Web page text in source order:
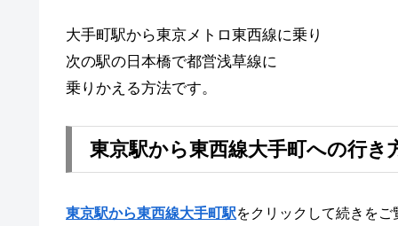
大手町駅から東京メトロ東西線に乗り
次の駅の日本橋で都営浅草線に
乗りかえる方法です。
東京駅から東西線大手町への行き
東京駅から東西線大手町駅をクリックして続きをご